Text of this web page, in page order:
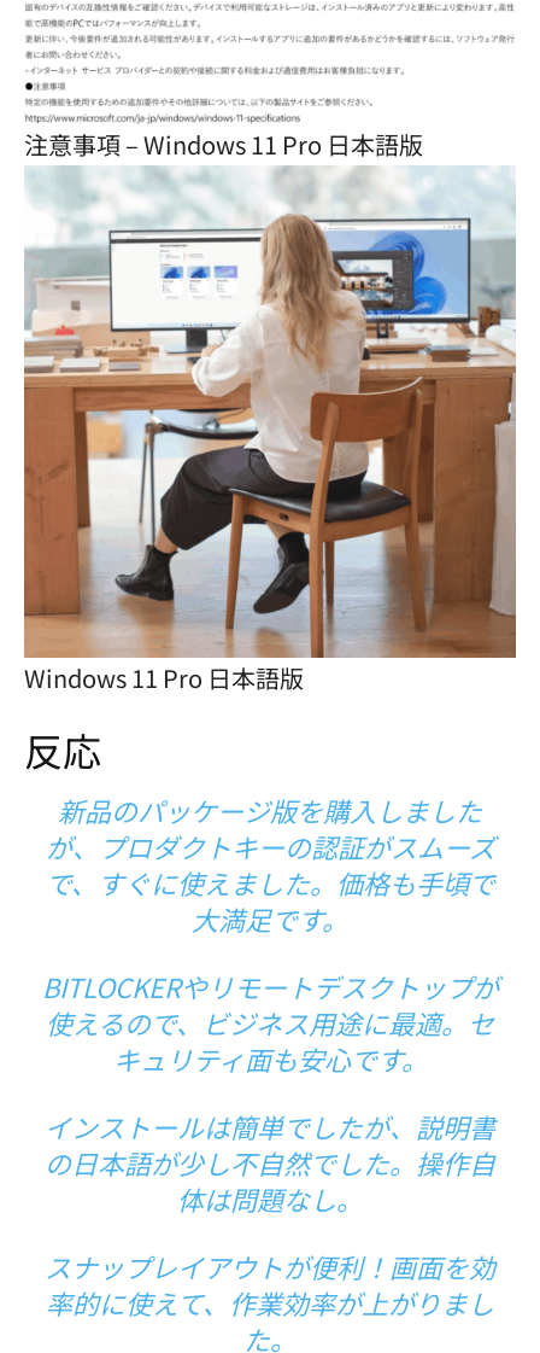
注意事項 – Windows 11 Pro 日本語版
Windows 11 Pro 日本語版
反応
新品のパッケージ版を購入しました
が、プロダクトキーの認証がスムーズ
で、すぐに使えました。価格も手頃で
大満足です。
BITLOCKERやリモートデスクトップが
使えるので、ビジネス用途に最適。セ
キュリティ面も安心です。
インストールは簡単でしたが、説明書
の日本語が少し不自然でした。操作自
体は問題なし。
スナップレイアウトが便利！画面を効
率的に使えて、作業効率が上がりまし
た。